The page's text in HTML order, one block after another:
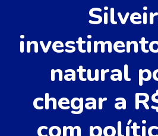
natural
chegar a